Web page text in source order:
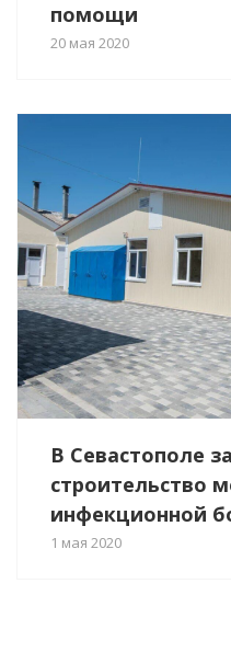
помощи
20 мая 2020
В Севастополе
строительство
инфекционной
1 мая 2020